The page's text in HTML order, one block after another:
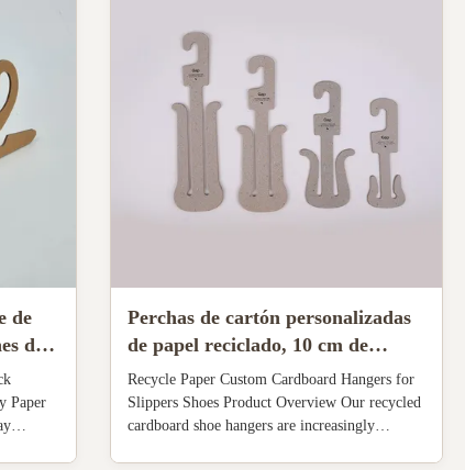
de
de
mm
Paper
Perchas de cartón personalizadas
de papel reciclado, 10 cm de
ancho, para zapatillas y zapatos
Recycle Paper Custom Cardboard Hangers for
Slippers Shoes Product Overview Our recycled
cardboard shoe hangers are increasingly